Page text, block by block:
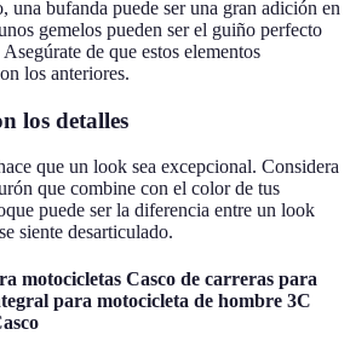
una bufanda puede ser una gran adición en
gemelos pueden ser el guiño perfecto
de que estos elementos
los anteriores.
los detalles
que un look sea excepcional. Considera
que combine con el color de tus
puede ser la diferencia entre un look
siente desarticulado.
motocicletas Casco de carreras para
para motocicleta de hombre 3C